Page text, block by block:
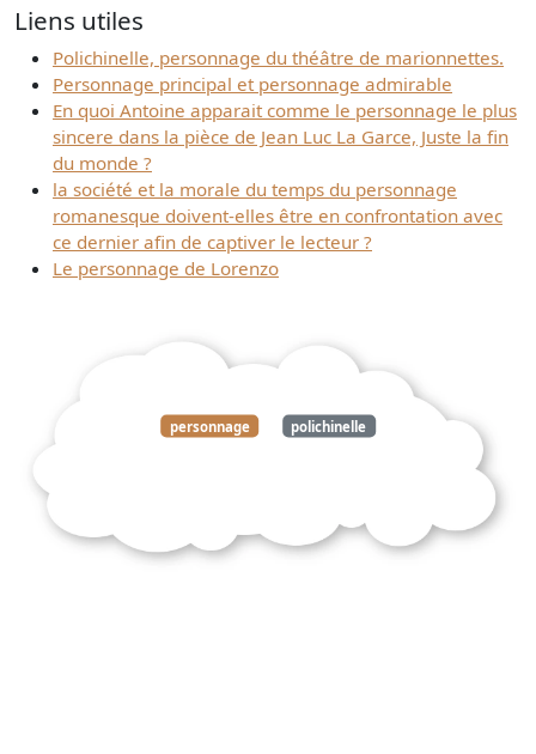
Liens utiles
Polichinelle, personnage du théâtre de marionnettes.
Personnage principal et personnage admirable
En quoi Antoine apparait comme le personnage le plus
sincere dans la pièce de Jean Luc La Garce, Juste la fin
du monde ?
la société et la morale du temps du personnage
romanesque doivent-elles être en confrontation avec
ce dernier afin de captiver le lecteur ?
Le personnage de Lorenzo
personnage polichinelle